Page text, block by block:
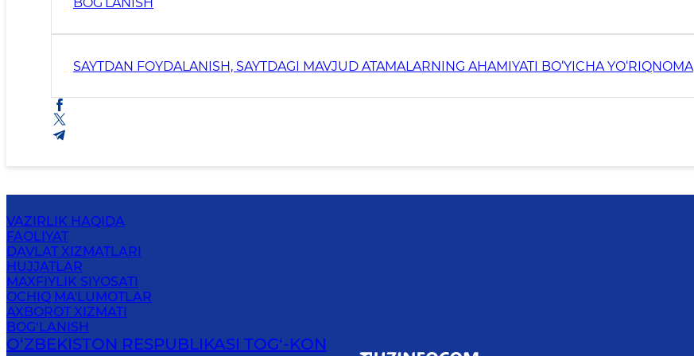
SAYTDAN FOYDALANISH, SAYTDAGI MAVJUD ATAMALARNING AHAMIYATI BO‘YICHA YO‘RIQNOMA
VAZIRLIK HAQIDA
FAOLIYAT
DAVLAT XIZMATLARI
HUJJATLAR
MAXFIYLIK SIYOSATI
OCHIQ MA'LUMOTLAR
AXBOROT XIZMATI
BOG‘LANISH
O‘ZBEKISTON RESPUBLIKASI TOG‘-KON